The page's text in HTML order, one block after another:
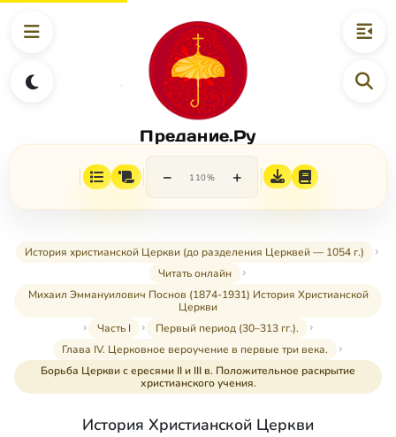
Предание.Ру
− 110% +
История христианской Церкви (до разделения Церквей — 1054 г.)
Читать онлайн
Михаил Эммануилович Поснов (1874-1931) История Христианской
Церкви
Часть I
Первый период (30–313 гг.).
Глава IV. Церковное вероучение в первые три века.
Борьба Церкви с ересями II и III в. Положительное раскрытие
христианского учения.
История Христианской Церкви